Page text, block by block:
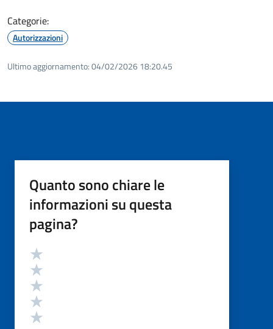
Categorie:
Autorizzazioni
Ultimo aggiornamento:04/02/2026 18:20.45
Quanto sono chiare le
informazioni su questa
pagina?
Valutazione